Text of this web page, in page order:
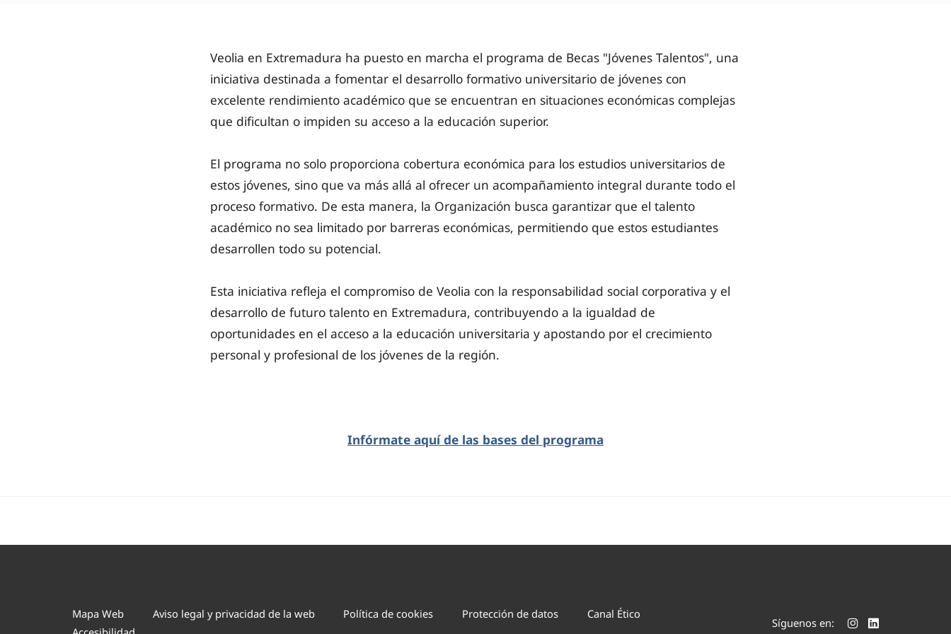
Veolia en Extremadura ha puesto en marcha el programa de Becas "Jóvenes Talentos", una
iniciativa destinada a fomentar el desarrollo formativo universitario de jóvenes con
excelente rendimiento académico que se encuentran en situaciones económicas complejas
que dificultan o impiden su acceso a la educación superior.
El programa no solo proporciona cobertura económica para los estudios universitarios de
estos jóvenes, sino que va más allá al ofrecer un acompañamiento integral durante todo el
proceso formativo. De esta manera, la Organización busca garantizar que el talento
académico no sea limitado por barreras económicas, permitiendo que estos estudiantes
desarrollen todo su potencial.
Esta iniciativa refleja el compromiso de Veolia con la responsabilidad social corporativa y el
desarrollo de futuro talento en Extremadura, contribuyendo a la igualdad de
oportunidades en el acceso a la educación universitaria y apostando por el crecimiento
personal y profesional de los jóvenes de la región.
Infórmate aquí de las bases del programa
Mapa Web Aviso legal y privacidad de la web Política de cookies Protección de datos
Canal Ético
Síguenos en: